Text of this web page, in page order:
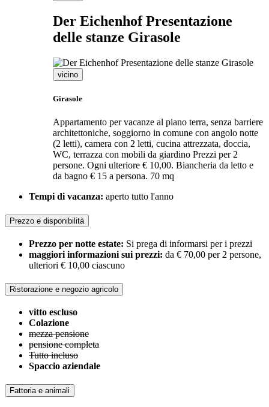
Der Eichenhof Presentazione
delle stanze Girasole
vicino
Girasole
Appartamento per vacanze al piano terra, senza barriere
architettoniche, soggiorno in comune con angolo notte
(2 letti), camera con 2 letti, cucina attrezzata, doccia,
WC, terrazza con mobili da giardino Prezzi per 2
persone. Ogni ulteriore € 10,00. Biancheria da letto e
da bagno € 15 a persona. 70 mq
Tempi di vacanza: aperto tutto l'anno
Prezzo e disponibilità
Prezzo per notte estate: Si prega di informarsi per i prezzi
maggiori informazioni sui prezzi: da € 70,00 per 2 persone,
ulteriori € 10,00 ciascuno
Ristorazione e negozio agricolo
vitto escluso
Colazione
mezza pensione
pensione completa
Tutto incluso
Spaccio aziendale
Fattoria e animali